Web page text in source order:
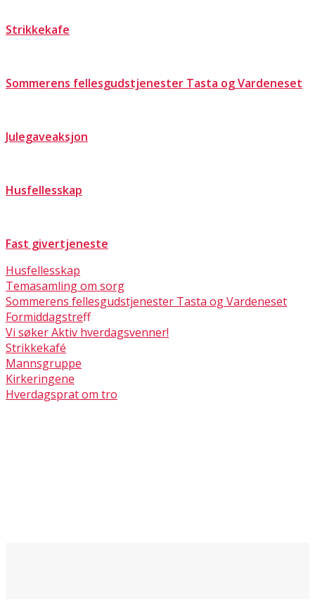
Strikkekafe
Sommerens fellesgudstjenester Tasta og Vardeneset
Julegaveaksjon
Husfellesskap
Fast givertjeneste
Husfellesskap
Temasamling om sorg
Sommerens fellesgudstjenester Tasta og Vardeneset
Formiddagstreff
Vi søker Aktiv hverdagsvenner!
Strikkekafé
Mannsgruppe
Kirkeringene
Hverdagsprat om tro